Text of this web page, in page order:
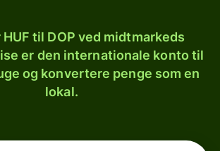
til DOP ved midtmarkeds
er den internationale konto til
og konvertere penge som en
lokal.